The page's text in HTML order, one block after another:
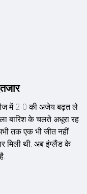
में 2-0 की अजेय बढ़त ले
बारिश के चलते अधूरा रह
तक एक भी जीत नहीं
मिली थी. अब इंग्लैंड के